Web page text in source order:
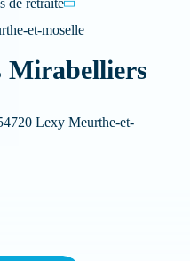
de retraite
et-moselle
Mirabelliers
Lexy Meurthe-et-
recrutons
recherchez-vous